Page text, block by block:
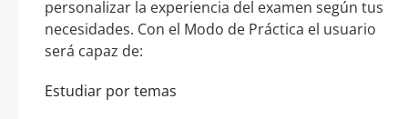
personalizar la experiencia del examen según tus
necesidades. Con el Modo de Práctica el usuario
será capaz de:
Estudiar por temas